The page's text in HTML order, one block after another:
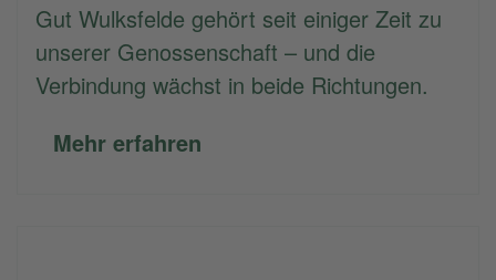
Gut Wulksfelde gehört seit einiger Zeit zu
unserer Genossenschaft – und die
Verbindung wächst in beide Richtungen.
Mehr erfahren